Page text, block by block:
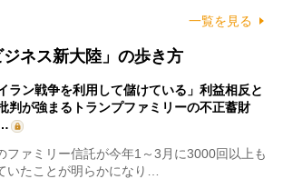
一覧を見る
ネス新大陸」の歩き方
イラン戦争を利用して儲けている」利益相反と
判が強まるトランプファミリーの不正蓄財
ァミリー信託が今年1～3月に3000回以上も
いたことが明らかになり…